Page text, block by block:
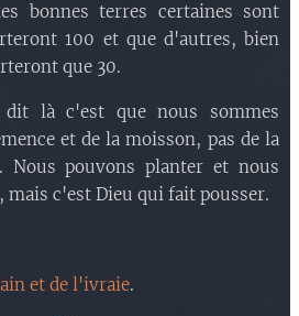
bonnes terres certaines sont
100 et que d'autres, bien
que 30.
dit là c'est que nous sommes
et de la moisson, pas de la
Nous pouvons planter et nous
c'est Dieu qui fait pousser.
et de l'ivraie.